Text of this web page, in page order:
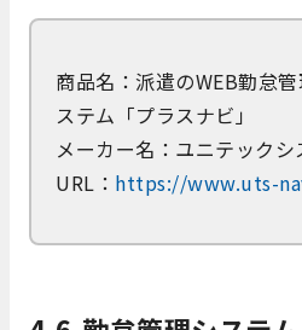
商品名：派遣のWEB勤怠
ステム「プラスナビ」
メーカー名：ユニテック
URL： https://www.uts-